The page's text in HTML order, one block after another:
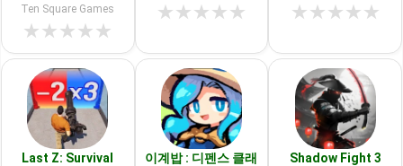
Ten Square Games
★★★★★
★★★★★ ★★★★★
Last Z: Survival
이계밥 : 디펜스 클래
Shadow Fight 3